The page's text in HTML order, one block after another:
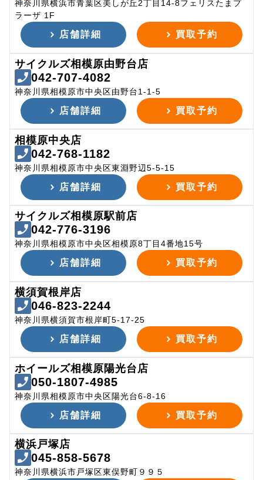
神奈川県横浜市青葉区美しが丘2丁目14-8フェリスたまプ
ラーザ 1F
店舗詳細 買取予約
サイクルズ相模原由野台店
042-707-4082
神奈川県相模原市中央区由野台1-1-5
店舗詳細 買取予約
相模原中央店
042-768-1182
神奈川県相模原市中央区東淵野辺5-5-15
店舗詳細 買取予約
サイクルズ相模原駅前店
042-776-3196
神奈川県相模原市中央区相模原8丁目4番地15号
店舗詳細 買取予約
横須賀根岸店
046-823-2244
神奈川県横須賀市根岸町5-17-25
店舗詳細 買取予約
ホイールズ相模原陽光台店
050-1807-4985
神奈川県相模原市中央区陽光台6-8-16
店舗詳細 買取予約
横浜戸塚店
045-858-5678
神奈川県横浜市戸塚区東俣野町９９５